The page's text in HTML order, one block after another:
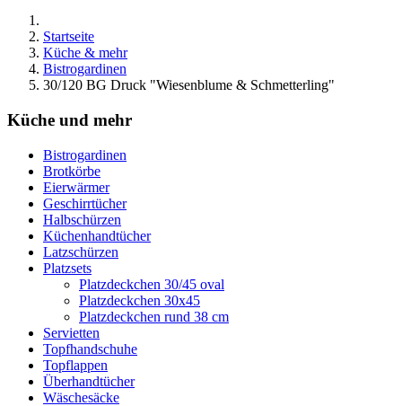
Startseite
Küche & mehr
Bistrogardinen
30/120 BG Druck "Wiesenblume & Schmetterling"
Küche und mehr
Bistrogardinen
Brotkörbe
Eierwärmer
Geschirrtücher
Halbschürzen
Küchenhandtücher
Latzschürzen
Platzsets
Platzdeckchen 30/45 oval
Platzdeckchen 30x45
Platzdeckchen rund 38 cm
Servietten
Topfhandschuhe
Topflappen
Überhandtücher
Wäschesäcke